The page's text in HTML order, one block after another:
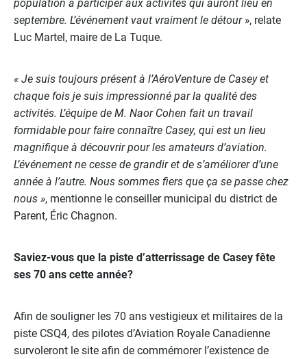
septembre. L’événement vaut vraiment le détour », relate
Luc Martel, maire de La Tuque.
« Je suis toujours présent à l’AéroVenture de Casey et
chaque fois je suis impressionné par la qualité des
activités. L’équipe de M. Naor Cohen fait un travail
formidable pour faire connaître Casey, qui est un lieu
magnifique à découvrir pour les amateurs d’aviation.
L’événement ne cesse de grandir et de s’améliorer d’une
année à l’autre. Nous sommes fiers que ça se passe chez
nous », mentionne le conseiller municipal du district de
Parent, Éric Chagnon.
Saviez-vous que la piste d’atterrissage de Casey fête
ses 70 ans cette année?
Afin de souligner les 70 ans vestigieux et militaires de la
piste CSQ4, des pilotes d’Aviation Royale Canadienne
survoleront le site afin de commémorer l’existence de